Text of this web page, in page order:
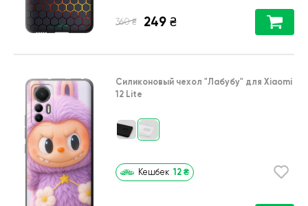
360 ₴ 249 ₴
Силиконовый чехол "Лабубу" для Xiaomi
12 Lite
Кешбек 12 ₴